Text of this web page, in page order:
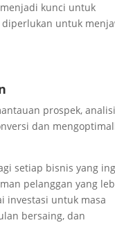
kunci untuk
untuk
prospek,
dan
setiap bisnis yang
pelanggan yang
investasi untuk masa
bersaing, dan